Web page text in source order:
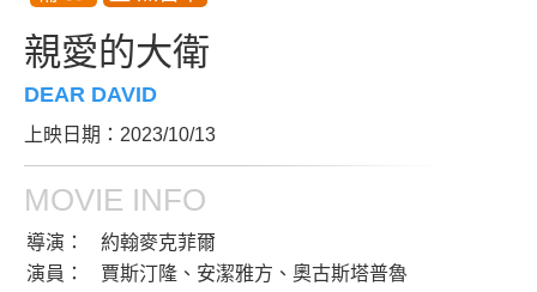
親愛的大衛
DEAR DAVID
上映日期：2023/10/13
MOVIE INFO
導演：
約翰麥克菲爾
演員：
賈斯汀隆、安潔雅方、奧古斯塔普魯